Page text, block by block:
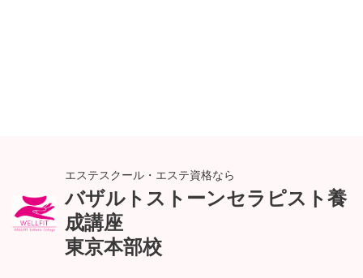
エステスクール・エステ資格なら
バザルトストーンセラピスト養
成講座
東京本部校